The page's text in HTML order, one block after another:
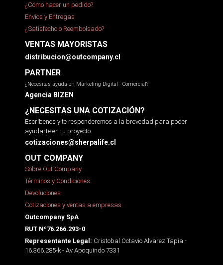
¿Cómo hacer un pedido?
Envíos y Entregas
¿Satisfecho o Reembolsado?
VENTAS MAYORISTAS
distribucion@outcompany.cl
PARTNER
¿Necesitas ayuda en Marketing Digital - Comercial?
Agencia BIZEN
¿NECESITAS UNA COTIZACIÓN?
Escríbenos y te responderemos a la brevedad para poder
ayudarte en tu proyecto.
cotizaciones@sherpalife.cl
OUT COMPANY
Sobre Out Company
Términos y Condiciones
Devoluciones
Cotizaciones y ventas a empresas
Outcompany SpA
RUT Nº76.266.293-0
Representante Legal: Cristobal Octavio Alvarez Tapia -
16.366.285-k - Av Apoquindo 7331